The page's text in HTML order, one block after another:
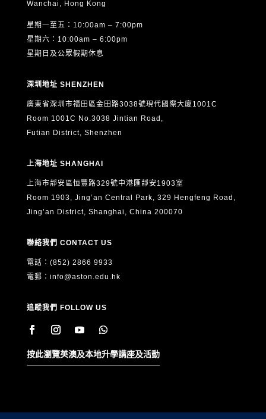
Wanchai, Hong Kong
星期一至五：10:00am – 7:00pm
星期六：10:00am – 6:00pm
星期日及公眾假期休息
深圳地址 SHENZHEN
廣東省深圳市福田區金田路3038號現代國際大廈1001C
Room 1001C No.3038 Jintian Road,
Futian District, Shenzhen
上海地址 SHANGHAI
上海市靜安區恒豐路329號中港匯靜安1903室
Room 1903, Jing’an Central Park, 329 Hengfeng Road,
Jing’an District, Shanghai, China 200070
聯絡我們 CONTACT US
電話：(852) 2866 9933
電郵： info@aston.edu.hk
追蹤我們 FOLLOW US
按此瀏覽英澳及本地升學講座及活動